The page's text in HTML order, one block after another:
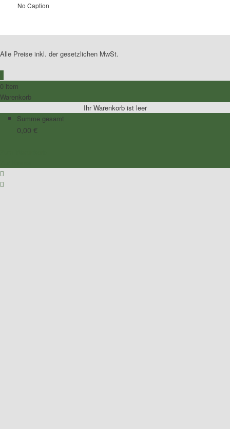
No Caption
Alle Preise inkl. der gesetzlichen MwSt.
0 item
Warenkorb
Ihr Warenkorb ist leer
Summe gesamt
0,00 €